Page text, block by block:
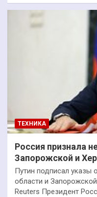
ТЕХНИКА
Россия признала
Запорожской и
Путин подписал указы
области и
Reuters Президент